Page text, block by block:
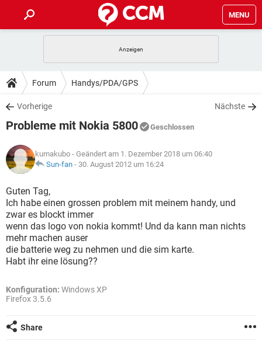
MENU
ANDROID IOS
WINDOWS 10
WHATSAPP TIKTOK
FACEBOOK
TIPPS & TRICKS
SPIELE STREAMING
WHATSAPP TIKTOK
FACEBOOK
DOWNLOADS
SPIELE STREAMING
ANDROID
WINDOWS 10 INSTAGRAM
WHATSAPP
FACEBOOK HARDWARE
SPIELE STREAMING
ANDROID
WINDOWS 10
WHATSAPP
FACEBOOK
LEXIKON
SPIELE
ANDROID IOS
WINDOWS 10 INSTAGRAM
WHATSAPP TIKTOK
FACEBOOK
Forum Handys/PDA/GPS
Vorherige Nächste
Probleme mit Nokia 5800 Geschlossen
kumakubo - Geändert am 1. Dezember 2018 um 06:40
Sun-fan - 30. August 2012 um 16:24
Guten Tag,
Ich habe einen grossen problem mit meinem handy, und
zwar es blockt immer
wenn das logo von nokia kommt! Und da kann man nichts
mehr machen auser
die batterie weg zu nehmen und die sim karte.
Habt ihr eine lösung??
Konfiguration: Windows XP
Firefox 3.5.6
Share